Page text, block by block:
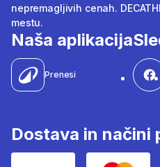
nepremagljivih cenah.
mestu.
Naša aplikacija
Prenesi
Dostava in načini